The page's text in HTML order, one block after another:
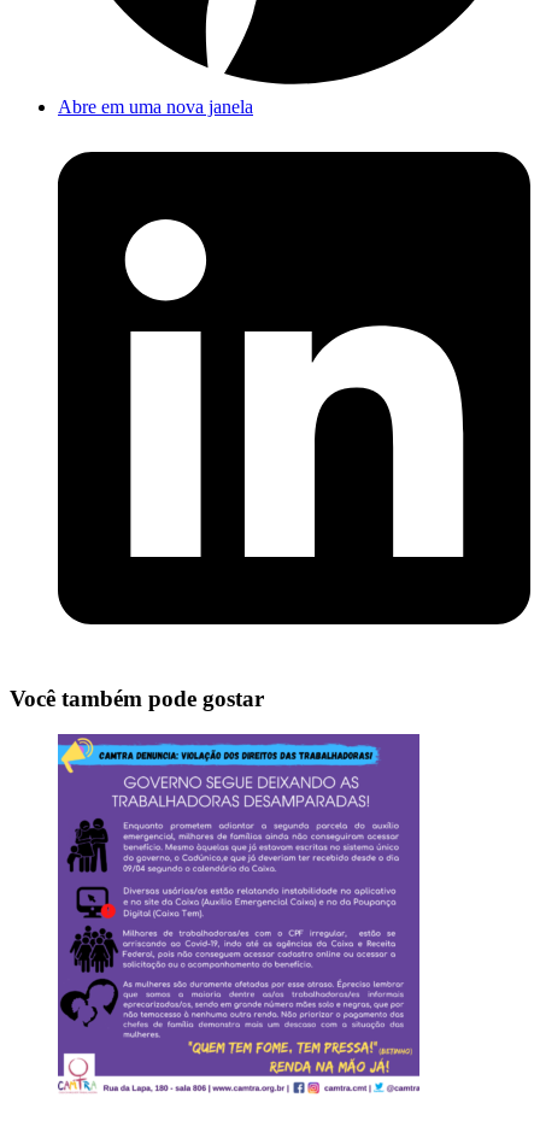
Abre em uma nova janela
Você também pode gostar